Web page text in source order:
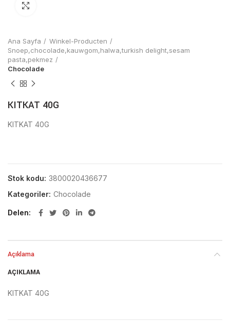
Ana Sayfa
Winkel-Producten
Snoep,chocolade,kauwgom,halwa,turkish delight,sesam
pasta,pekmez
Chocolade
KITKAT 40G
KITKAT 40G
Stok kodu: 3800020436677
Kategoriler: Chocolade
Delen
Açıklama
AÇIKLAMA
KITKAT 40G